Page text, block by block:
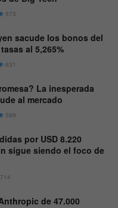
573
sacude los bonos del
al 5,265%
631
La inesperada
al mercado
589
por USD 8.220
sigue siendo el foco de
714
de 47.000